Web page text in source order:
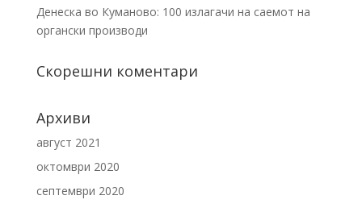
Денеска во Куманово: 100 излагачи на саемот на
органски производи
Скорешни коментари
Архиви
август 2021
октомври 2020
септември 2020